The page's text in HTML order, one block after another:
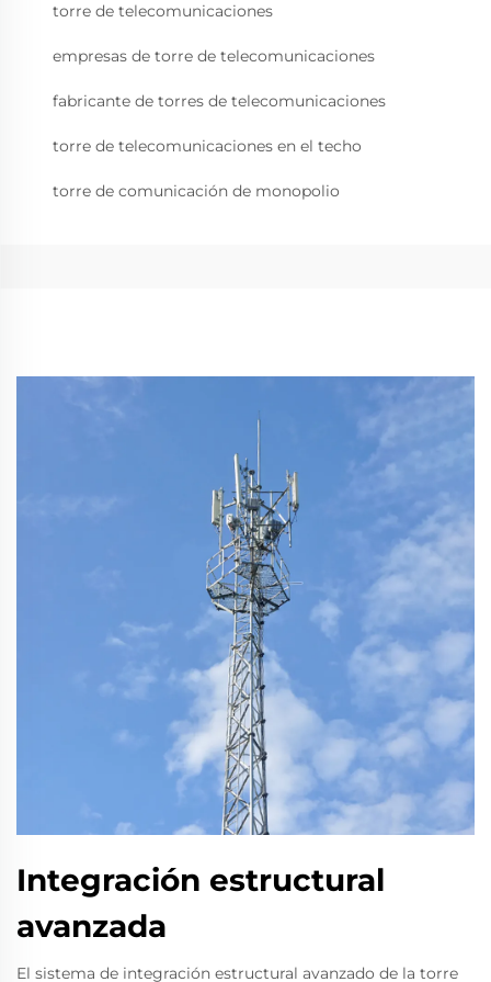
torre de telecomunicaciones
empresas de torre de telecomunicaciones
fabricante de torres de telecomunicaciones
torre de telecomunicaciones en el techo
torre de comunicación de monopolio
Integración estructural
avanzada
El sistema de integración estructural avanzado de la torre